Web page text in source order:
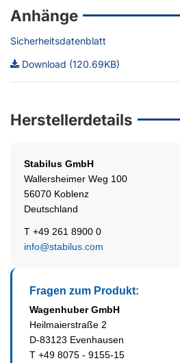
Anhänge
Sicherheitsdatenblatt
Download (120.69KB)
Herstellerdetails
Stabilus GmbH
Wallersheimer Weg 100
56070 Koblenz
Deutschland
T +49 261 8900 0
info@stabilus.com
Fragen zum Produkt:
Wagenhuber GmbH
Heilmaierstraße 2
D-83123 Evenhausen
T +49 8075 - 9155-15